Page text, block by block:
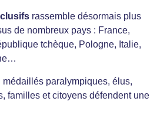
rassemble désormais plus
de nombreux pays : France,
tchèque, Pologne, Italie,
paralympiques, élus,
familles et citoyens défendent une